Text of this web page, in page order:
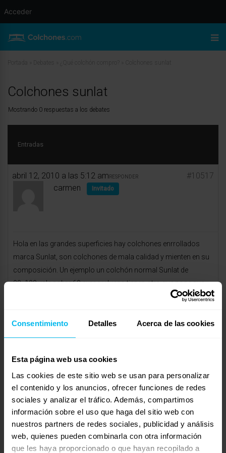
Consentimiento Detalles Acerca de las cookies
Esta página web usa cookies
Las cookies de este sitio web se usan para personalizar
el contenido y los anuncios, ofrecer funciones de redes
sociales y analizar el tráfico. Además, compartimos
información sobre el uso que haga del sitio web con
nuestros partners de redes sociales, publicidad y análisis
web, quienes pueden combinarla con otra información
que les haya proporcionado o que hayan recopilado a
Colchones sunlat
Mostrando 0 respuestas a los debates
Entradas
abril 12, 2010 a las 5:12 am #10517
RESPONDER
carmen Invitado
Hola en las grandes superficies hay colchones enrrollados
marca Sunlat, son colchones de mala calidad y mienten en su
composición. Un ejemplo un colchón normal Sunlat de
90×190 vale sobre 60 euros y luego tienen otro que pone que
es de Viscolastico y ronda los 100 euros cuidado viscolastico
euros de mas para nada.
Respuesta a: Colchones sunlat
Tu información:
Nombre (obligatorio):
Correo electrónico (no se publicará) (obligatorio):
Acceder